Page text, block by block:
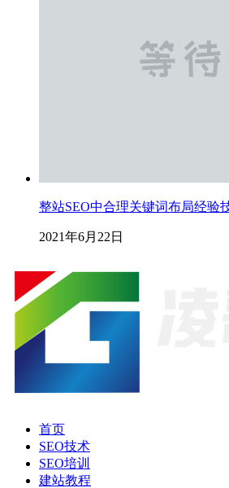
整站SEO中合理关键词布局经验
2021年6月22日
首页
SEO技术
SEO培训
建站教程